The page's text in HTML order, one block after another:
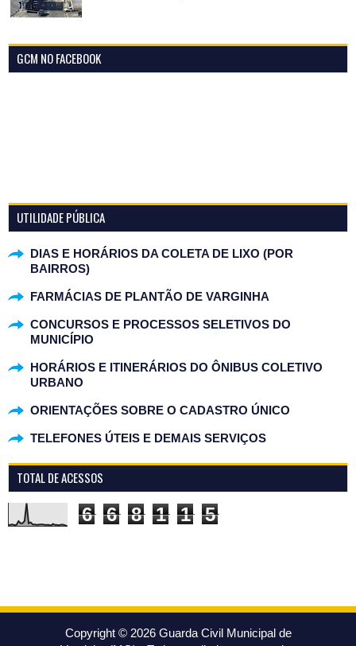
GCM NO FACEBOOK
UTILIDADE PÚBLICA
DIAS E HORÁRIOS DA COLETA DE LIXO (POR
BAIRROS)
FARMÁCIAS DE PLANTÃO DE VARGINHA
CONCURSOS E PROCESSOS SELETIVOS DO
MUNICÍPIO
HORÁRIOS E ITINERÁRIOS DO ÔNIBUS COLETIVO
URBANO
ORIENTAÇÕES SOBRE O CADASTRO ÚNICO
TELEFONES ÚTEIS E DEMAIS SERVIÇOS
TOTAL DE ACESSOS
6 6 8 1 1 5
Copyright © 2026 Guarda Civil Municipal de